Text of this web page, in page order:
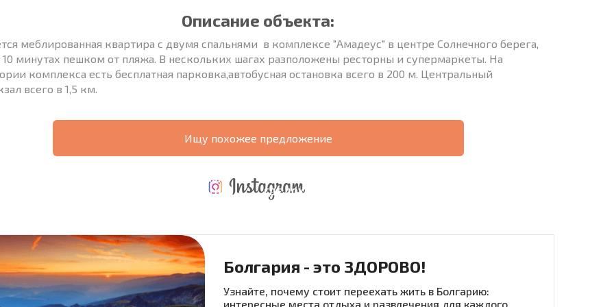
Описание объекта:
меблированная квартира с двумя спальнями в комплексе "Амадеус" в центре Солнечного берега,
10 минутах пешком от пляжа. В нескольких шагах разположены ресторны и супермаркеты. На
комплекса есть бесплатная парковка,автобусная остановка всего в 200 м. Центральный
всего в 1,5 км.
Ищу похожее предложение
для заполнения
ЕЖЕГОДНЫЕ
РАСХОДЫ НА
ГДЕ ДОХОДНОСТЬ
Болгария - это ЗДОРОВО!
Узнайте, почему стоит переехать жить в Болгарию:
интересные места отдыха и развлечения для каждого